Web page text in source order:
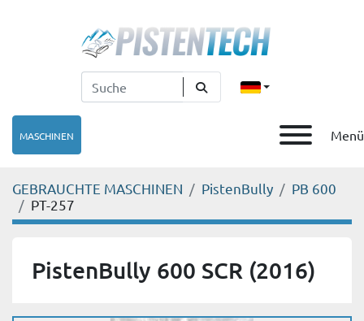
Menü
MASCHINEN
GEBRAUCHTE MASCHINEN PistenBully
PB 600
PT-257
PistenBully 600 SCR (2016)